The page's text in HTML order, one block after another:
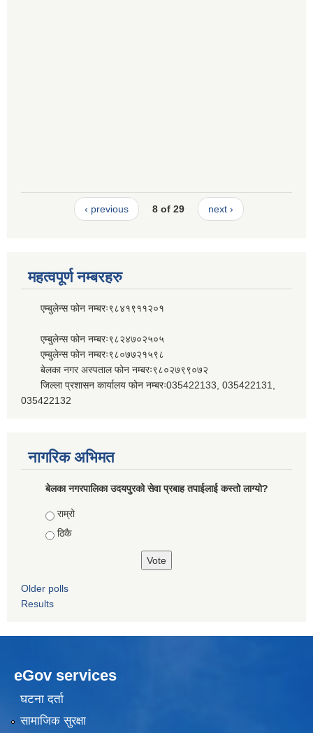
‹ previous 8 of 29 next ›
महत्वपूर्ण नम्बरहरु
एम्बुलेन्स फोन नम्बरः९८४१९११२०१
एम्बुलेन्स फोन नम्बरः९८२४७०२५०५
एम्बुलेन्स फोन नम्बरः९८०७७२१५९८
बेलका नगर अस्पताल फोन नम्बरः९८०२७९९०७२
जिल्ला प्रशासन कार्यालय फोन नम्बरः035422133, 035422131,
035422132
नागरिक अभिमत
बेलका नगरपालिका उदयपुरको सेवा प्रबाह तपाईलाई कस्तो लाग्यो?
Choices
राम्रो
ठिकै
Older polls
Results
eGov services
घटना दर्ता
सामाजिक सुरक्षा